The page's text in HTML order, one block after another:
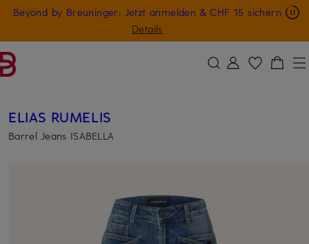
ZUM HAUPTINHALT ÜBERSPRINGEN
Beyond by Breuninger: Jetzt anmelden & CHF 15 sichern
Details
Nur in der App: -10 € auf digitale Geschenkkarten
GESCHENK20
ELIAS RUMELIS
Barrel Jeans ISABELLA